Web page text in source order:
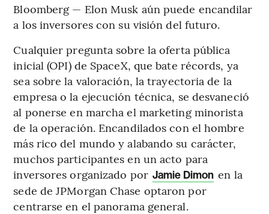
Bloomberg — Elon Musk aún puede encandilar
a los inversores con su visión del futuro.
Cualquier pregunta sobre la oferta pública
inicial (OPI) de SpaceX, que bate récords, ya
sea sobre la valoración, la trayectoria de la
empresa o la ejecución técnica, se desvaneció
al ponerse en marcha el marketing minorista
de la operación. Encandilados con el hombre
más rico del mundo y alabando su carácter,
muchos participantes en un acto para
inversores organizado por Jamie Dimon en la
sede de JPMorgan Chase optaron por
centrarse en el panorama general.